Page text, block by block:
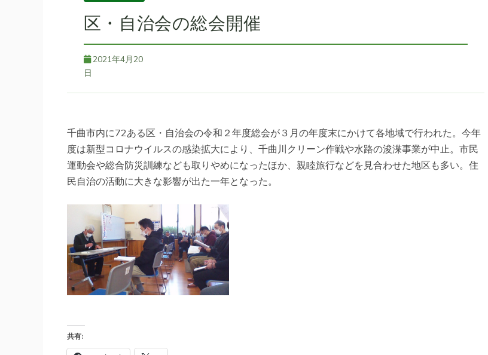
区・自治会の総会開催
2021年4月20
日
千曲市内に72ある区・自治会の令和２年度総会が３月の年度末にかけて各地域で行われた。今年
度は新型コロナウイルスの感染拡大により、千曲川クリーン作戦や水路の浚渫事業が中止。市民
運動会や総合防災訓練なども取りやめになったほか、親睦旅行などを見合わせた地区も多い。住
民自治の活動に大きな影響が出た一年となった。
共有: